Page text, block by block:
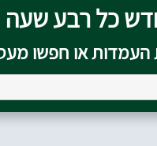
כל רבע שעה
העמדות או חפשו